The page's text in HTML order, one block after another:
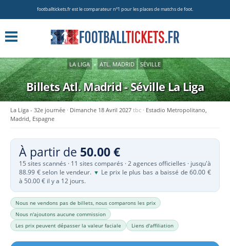
footballtickets.fr est le comparateur nº1 pour les places de matchs de foot.
LA LIGA » ATL. MADRID SÉVILLE
Billets Atl. Madrid - SévilleLa Liga
La Liga - 32e journée Dimanche 18 Avril 2027 tbc
Estadio Metropolitano,
Madrid, Espagne
À partir de 50.00 €
15 sites scannés · 11 sites comparés · 2 agences officielles · jusqu'à
88.99 € selon le vendeur. ▼ Le prix le plus bas a baissé de 60.00 €
à 50.00 € il y a 12 jours.
Nous ne vendons pas de billets, nous comparons les prix
Nous n'ajoutons aucune commission
Les prix peuvent dépasser la valeur faciale
Liens d'affiliation